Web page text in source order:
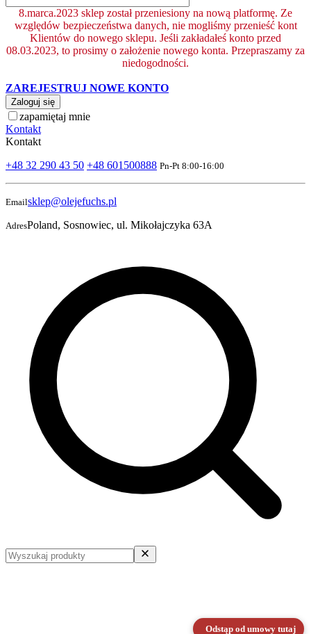
8.marca.2023 sklep został przeniesiony na nową platformę. Ze
względów bezpieczeństwa danych, nie mogliśmy przenieść kont
Klientów do nowego sklepu. Jeśli zakładałeś konto przed
08.03.2023, to prosimy o założenie nowego konta. Przepraszamy za
niedogodności.
ZAREJESTRUJ NOWE KONTO
Zaloguj się
zapamiętaj mnie
Kontakt
Kontakt
+48 32 290 43 50 +48 601500888 Pn-Pt 8:00-16:00
Emailsklep@olejefuchs.pl
AdresPoland, Sosnowiec, ul. Mikołajczyka 63A
Odstąp od umowy tutaj